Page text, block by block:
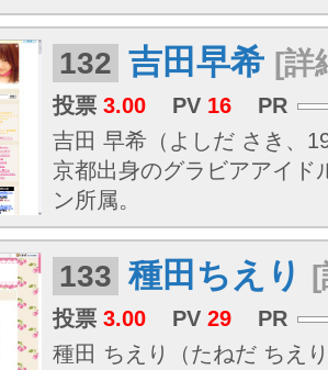
132 吉田早希 [詳
投票 3.00 PV 16
PR
吉田 早希（よしだ さき、
京都出身のグラビアアイド
ン所属。
133 種田ちえり [
投票 3.00 PV 29
PR
種田 ちえり（たねだ ちえ